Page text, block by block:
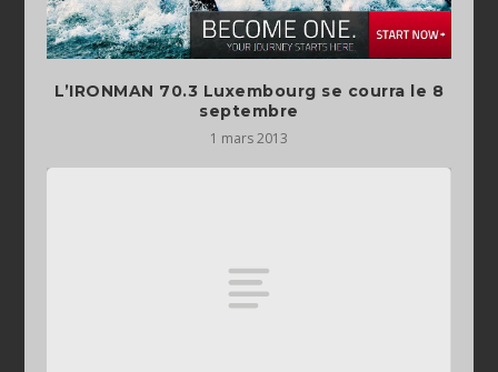
L’IRONMAN 70.3 Luxembourg se courra le 8
septembre
1 mars 2013